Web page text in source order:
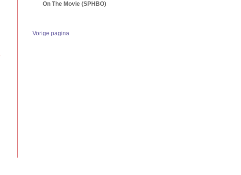
On The Movie (SPHBO)
Vorige pagina